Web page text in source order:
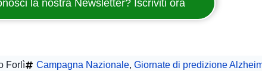
la nostra Newsletter? Iscriviti ora
Forlì Campagna Nazionale, Giornate di predizione